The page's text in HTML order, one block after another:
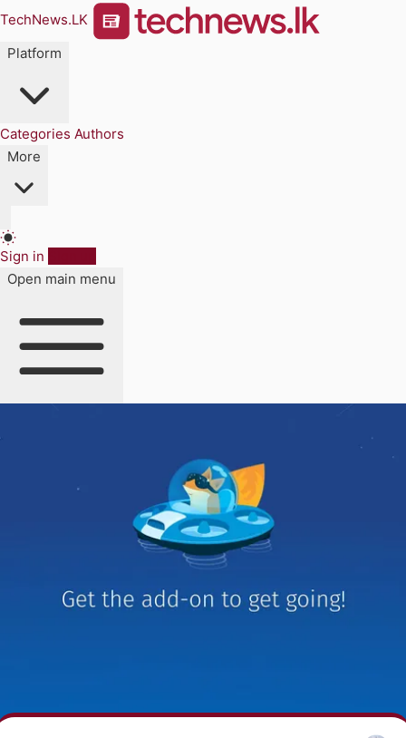
TechNews.LK
Platform
Categories Authors
More
Sign in
Open main menu